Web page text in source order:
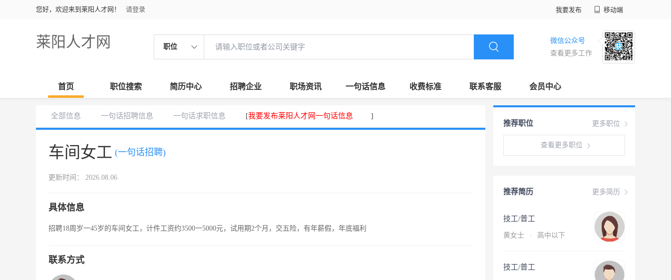
您好，欢迎来到莱阳人才网！ 请登录 我要发布 移动端
莱阳人才网 职位
微信公众号
查看更多工作
首页 职位搜索 简历中心 招聘企业 职场资讯 一句话信息 收费标准 联系客服 会员中心
全部信息 一句话招聘信息 一句话求职信息 [我要发布莱阳人才网一句话信息 ]
车间女工 (一句话招聘)
更新时间： 2026.08.06
具体信息
招聘18周岁一45岁的车间女工，计件工资约3500一5000元，试用期2个月，交五险，有年薪假，年底福利
联系方式
更多职位
推荐职位
查看更多职位
更多简历
推荐简历
技工/普工
黄女士 · 高中以下
技工/普工